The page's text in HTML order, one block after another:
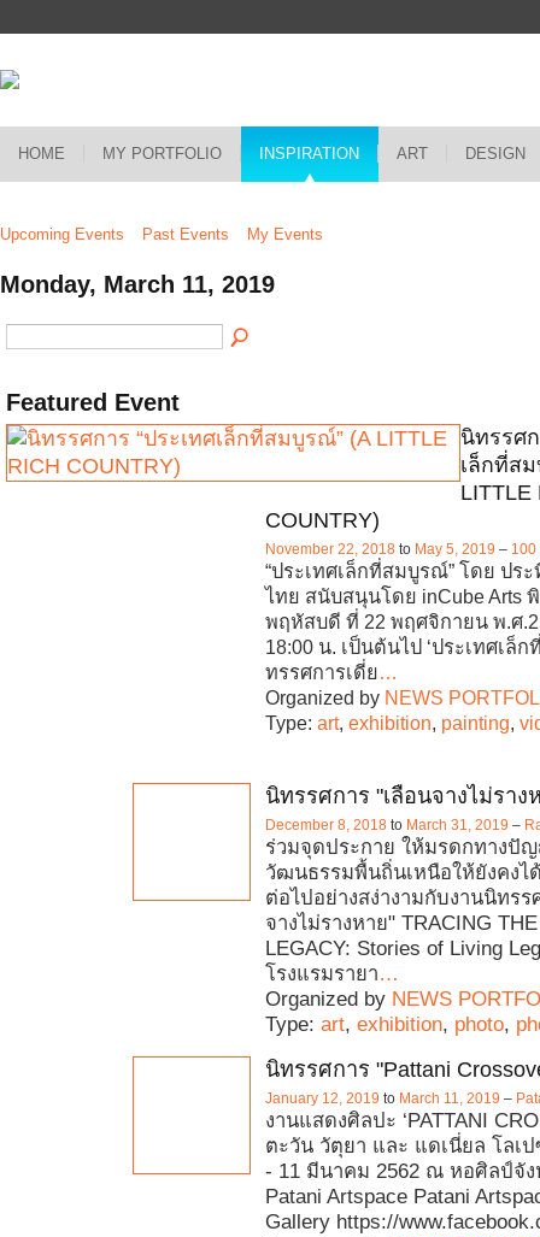
HOME MY PORTFOLIO INSPIRATION ART DESIGN
Upcoming Events Past Events My Events
Monday, March 11, 2019
Featured Event
นิทรรศก
เล็กที่ส
LITTLE
COUNTRY)
November 22, 2018 to May 5, 2019 – 100
“ประเทศเล็กที่สมบูรณ์” โดย ปร
ไทย สนับสนุนโดย inCube Arts
พฤหัสบดี ที่ 22 พฤศจิกายน พ.ศ
18:00 น. เป็นต้นไป ‘ประเทศเล็
ทรรศการเดี่ย
Organized by NEWS
Type: art, exhibition painting
นิทรรศการ "เลือนจางไม่ราง
December 8, 2018 to March 31, 2019 –
ร่วมจุดประกาย ให้มรดกทางปั
วัฒนธรรมพื้นถิ่นเหนือให้ยังคงไ
ต่อไปอย่างสง่างามกับงานนิทรร
จางไม่รางหาย" TRACING
LEGACY: Stories of Living
โรงแรมรายา…
Organized by NEWS
Type: art, exhibition, photo,
นิทรรศการ "Pattani
January 12, 2019 to March 11, 2019 –
งานแสดงศิลปะ ‘PATTANI
ตะวัน วัตุยา และ แดเนี่ยล โลเ
- 11 มีนาคม 2562 ณ หอศิลป์จั
Patani Artspace Patani
Gallery https://